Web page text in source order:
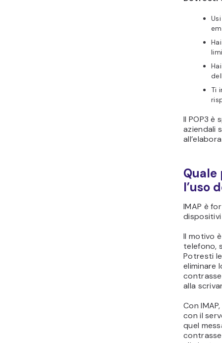
Ti
Il POP3 è
aziendali
l’uso
IMAP è
Il motivo
telefono,
Potresti
eliminare
alla
Con
con il
quel